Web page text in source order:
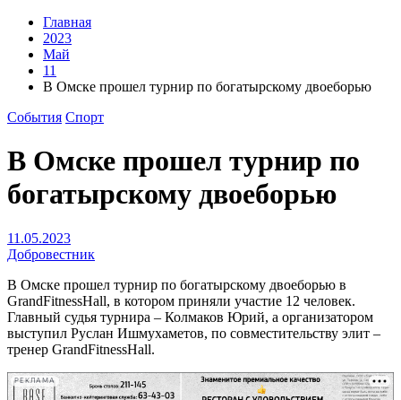
Главная
2023
Май
11
В Омске прошел турнир по богатырскому двоеборью
События Спорт
В Омске прошел турнир по
богатырскому двоеборью
11.05.2023
Добровестник
В Омске прошел турнир по богатырскому двоеборью в
GrandFitnessHall, в котором приняли участие 12 человек.
Главный судья турнира – Колмаков Юрий, а организатором
выступил Руслан Ишмухаметов, по совместительству элит –
тренер GrandFitnessHall.
РЕКЛАМА